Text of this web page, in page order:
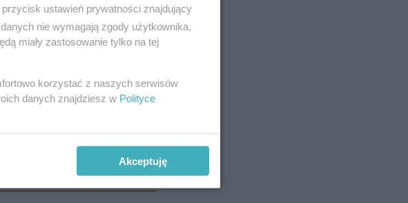
do większych miast lub za
mieszkańców.
ustawień prywatności znajdujący
nie wymagają zgody użytkownika,
miały zastosowanie tylko na tej
korzystać z naszych serwisów
danych znajdziesz w Polityce
Akceptuję